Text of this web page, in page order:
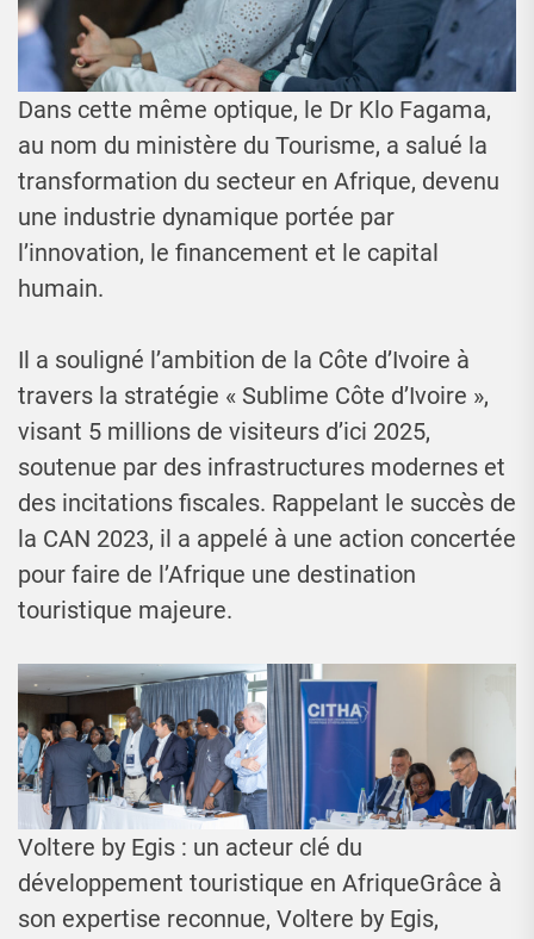
Dans cette même optique, le Dr Klo Fagama,
au nom du ministère du Tourisme, a salué la
transformation du secteur en Afrique, devenu
une industrie dynamique portée par
l’innovation, le financement et le capital
humain.
Il a souligné l’ambition de la Côte d’Ivoire à
travers la stratégie « Sublime Côte d’Ivoire »,
visant 5 millions de visiteurs d’ici 2025,
soutenue par des infrastructures modernes et
des incitations fiscales. Rappelant le succès de
la CAN 2023, il a appelé à une action concertée
pour faire de l’Afrique une destination
touristique majeure.
Voltere by Egis : un acteur clé du
développement touristique en AfriqueGrâce à
son expertise reconnue, Voltere by Egis,